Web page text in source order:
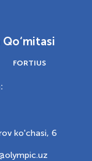
FORTIUS
ko'chasi, 6